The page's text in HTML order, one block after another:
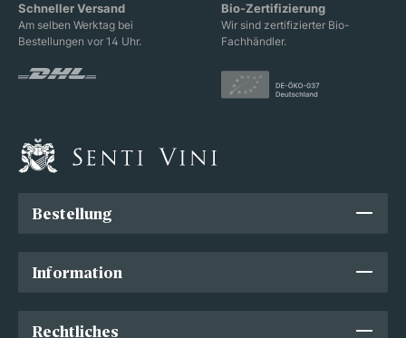
Schneller Versand
Am selben Werktag bei
Bestellungen vor 14 Uhr.
Bio-Zertifizierung
Wir sind zertifizierter Bio-
Fachhändler.
Bestellung
Information
Rechtliches